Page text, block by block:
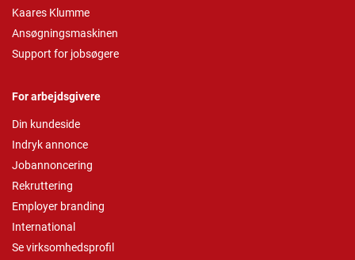
Kaares Klumme
Ansøgningsmaskinen
Support for jobsøgere
For arbejdsgivere
Din kundeside
Indryk annonce
Jobannoncering
Rekruttering
Employer branding
International
Se virksomhedsprofil